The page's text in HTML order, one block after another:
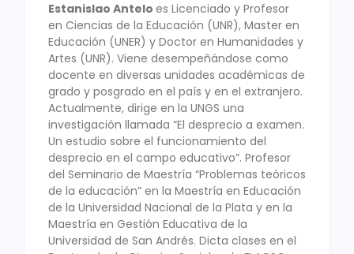
Estanislao Antelo es Licenciado y Profesor
en Ciencias de la Educación (UNR), Master en
Educación (UNER) y Doctor en Humanidades y
Artes (UNR). Viene desempeñándose como
docente en diversas unidades académicas de
grado y posgrado en el país y en el extranjero.
Actualmente, dirige en la UNGS una
investigación llamada “El desprecio a examen.
Un estudio sobre el funcionamiento del
desprecio en el campo educativo”. Profesor
del Seminario de Maestría “Problemas teóricos
de la educación” en la Maestría en Educación
de la Universidad Nacional de la Plata y en la
Maestría en Gestión Educativa de la
Universidad de San Andrés. Dicta clases en el